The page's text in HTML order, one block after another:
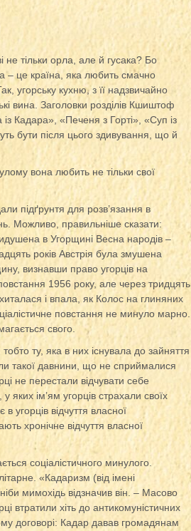
тільки орла, але й гусака? Бо
– це країна, яка любить смачно
угорську кухню, з її надзвичайно
вина. Заголовки розділів Кшиштоф
Кадара», «Печеня з Горті», «Суп із
бути після цього здивування, що й
вона любить не тільки свої
підґрунтя для розв’язання в
Можливо, правильніше сказати:
в Угорщині Весна народів –
років Австрія була змушена
визнавши право угорців на
1956 року, але через тридцять
і впала, як Колос на глиняних
повстання не минуло марно.
свого.
ту, яка в них існувала до зайняття
такої давнини, що не сприймалися
не перестали відчувати себе
ім’ям угорців страхали своїх
угорців відчуття власної
хронічне відчуття власної
соціалістичного минулого.
«Кадаризм (від імені
мимохідь відзначив він. – Масово
втратили хіть до антикомуністичних
договорі: Кадар давав громадянам